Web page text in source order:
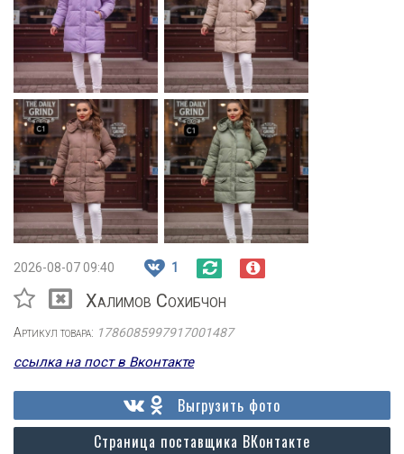
2026-08-07 09:40 1
Халимов Сохибчон
Артикул товара: 1786085997917001487
ссылка на пост в Вконтакте
Страница поставщика ВКонтакте
Выгрузить фото